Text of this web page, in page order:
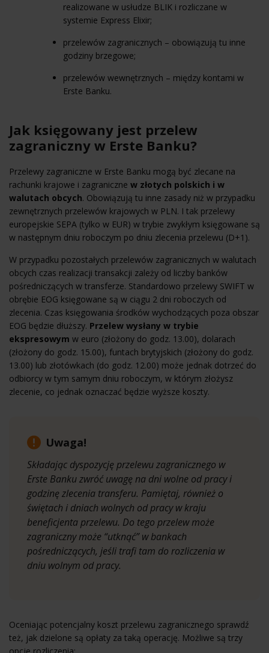
realizowane w usłudze BLIK i rozliczane w
systemie Express Elixir;
przelewów zagranicznych – obowiązują tu inne
godziny brzegowe;
przelewów wewnętrznych – między kontami w
Erste Banku.
Jak księgowany jest przelew
zagraniczny w Erste Banku?
Przelewy zagraniczne w Erste Banku mogą być zlecane na
rachunki krajowe i zagraniczne w złotych polskich i w
walutach obcych. Obowiązują tu inne zasady niż w przypadku
zewnętrznych przelewów krajowych w PLN. I tak przelewy
europejskie SEPA (tylko w EUR) w trybie zwykłym księgowane są
w następnym dniu roboczym po dniu zlecenia przelewu (D+1).
W przypadku pozostałych przelewów zagranicznych w walutach
obcych czas realizacji transakcji zależy od liczby banków
pośredniczących w transferze. Standardowo przelewy SWIFT w
obrębie EOG księgowane są w ciągu 2 dni roboczych od
zlecenia. Czas księgowania środków wychodzących poza obszar
EOG będzie dłuższy. Przelew wysłany w trybie
ekspresowym w euro (złożony do godz. 13.00), dolarach
(złożony do godz. 15.00), funtach brytyjskich (złożony do godz.
13.00) lub złotówkach (do godz. 12.00) może jednak dotrzeć do
odbiorcy w tym samym dniu roboczym, w którym złożysz
zlecenie, co jednak oznaczać będzie wyższe koszty.
Uwaga!
Składając dyspozycję przelewu zagranicznego w
Erste Banku zwróć uwagę na dni wolne od pracy i
godzinę zlecenia transferu. Pamiętaj, również o
świętach i dniach wolnych od pracy w kraju
beneficjenta przelewu. Do tego przelew może
zagraniczny może “utknąć” w bankach
pośredniczących, jeśli trafi tam do rozliczenia w
dniu wolnym od pracy.
Oceniając potencjalny koszt przelewu zagranicznego sprawdź
też, jak dzielone są opłaty za taką operację. Możliwe są trzy
opcje rozliczenia: